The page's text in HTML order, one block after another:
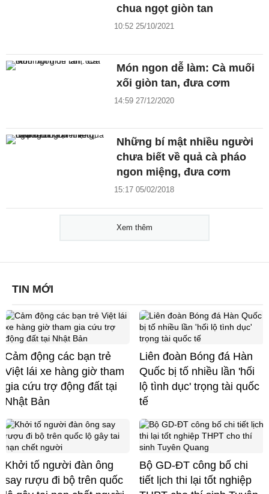
chua ngọt giòn tan
10:52 25/10/2021
Món ngon dễ làm: Cà muối
xối giòn tan, đưa cơm
14:59 27/12/2020
Những bí mật nhiều người
chưa biết về quả cà pháo
ngon miệng, đưa cơm
15:17 05/02/2018
Xem thêm
TIN MỚI
Cảm động các bạn trẻ
Việt lái xe hàng giờ tham
gia cứu trợ động đất tại
Nhật Bản
Liên đoàn Bóng đá Hàn
Quốc bị tố nhiều lần 'hối
lộ tình dục' trọng tài quốc
tế
Khởi tố người đàn ông
say rượu đi bộ trên quốc
Bộ GD-ĐT công bố chi
tiết lịch thi lại tốt nghiệp